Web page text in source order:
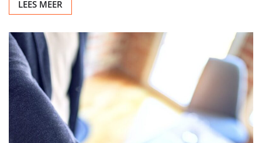
LEES MEER